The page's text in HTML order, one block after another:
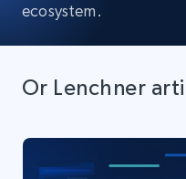
ecosystem.
Or Lenchner